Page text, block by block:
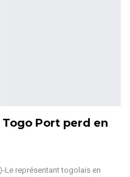
Togo Port perd en
représentant togolais en